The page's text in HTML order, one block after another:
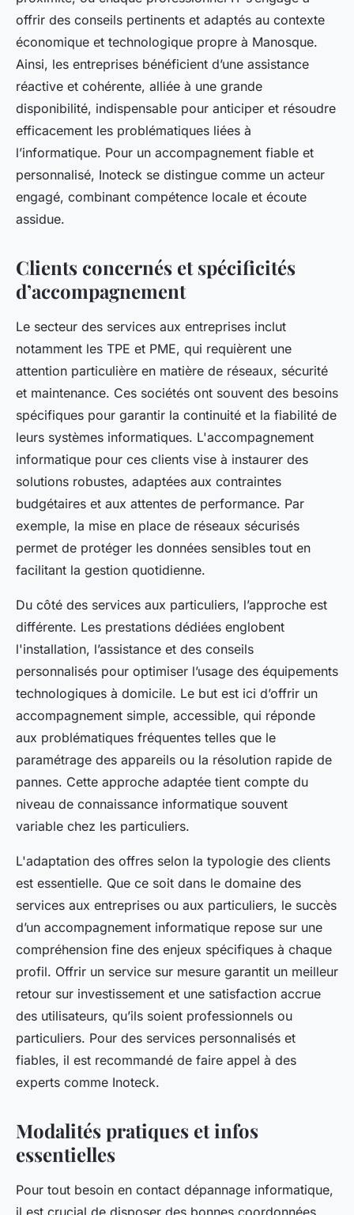
offrir des conseils pertinents et adaptés au contexte
économique et technologique propre à Manosque.
Ainsi, les entreprises bénéficient d’une assistance
réactive et cohérente, alliée à une grande
disponibilité, indispensable pour anticiper et résoudre
efficacement les problématiques liées à
l’informatique. Pour un accompagnement fiable et
personnalisé, Inoteck se distingue comme un acteur
engagé, combinant compétence locale et écoute
assidue.
Clients concernés et spécificités
d’accompagnement
Le secteur des services aux entreprises inclut
notamment les TPE et PME, qui requièrent une
attention particulière en matière de réseaux, sécurité
et maintenance. Ces sociétés ont souvent des besoins
spécifiques pour garantir la continuité et la fiabilité de
leurs systèmes informatiques. L'accompagnement
informatique pour ces clients vise à instaurer des
solutions robustes, adaptées aux contraintes
budgétaires et aux attentes de performance. Par
exemple, la mise en place de réseaux sécurisés
permet de protéger les données sensibles tout en
facilitant la gestion quotidienne.
Du côté des services aux particuliers, l’approche est
différente. Les prestations dédiées englobent
l'installation, l’assistance et des conseils
personnalisés pour optimiser l’usage des équipements
technologiques à domicile. Le but est ici d’offrir un
accompagnement simple, accessible, qui réponde
aux problématiques fréquentes telles que le
paramétrage des appareils ou la résolution rapide de
pannes. Cette approche adaptée tient compte du
niveau de connaissance informatique souvent
variable chez les particuliers.
L'adaptation des offres selon la typologie des clients
est essentielle. Que ce soit dans le domaine des
services aux entreprises ou aux particuliers, le succès
d’un accompagnement informatique repose sur une
compréhension fine des enjeux spécifiques à chaque
profil. Offrir un service sur mesure garantit un meilleur
retour sur investissement et une satisfaction accrue
des utilisateurs, qu’ils soient professionnels ou
particuliers. Pour des services personnalisés et
fiables, il est recommandé de faire appel à des
experts comme Inoteck.
Modalités pratiques et infos
essentielles
Pour tout besoin en contact dépannage informatique,